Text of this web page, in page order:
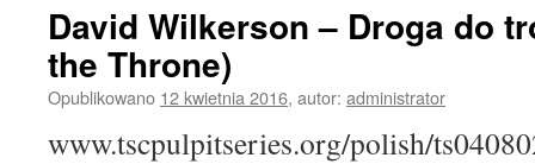
David Wilkerson – Droga do
the Throne)
Opublikowano 12 kwietnia 2016, autor: administrator
www.tscpulpitseries.org/polish/